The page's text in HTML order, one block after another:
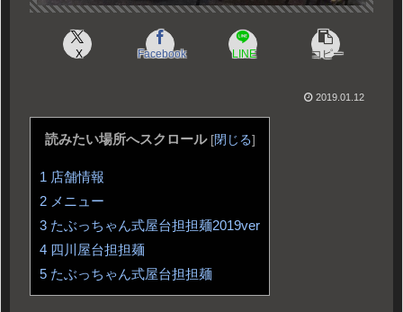
X Facebook LINE コピー
2019.01.12
読みたい場所へスクロール [閉じる]
1 店舗情報
2 メニュー
3 たぶっちゃん式屋台担担麺2019ver
4 四川屋台担担麺
5 たぶっちゃん式屋台担担麺